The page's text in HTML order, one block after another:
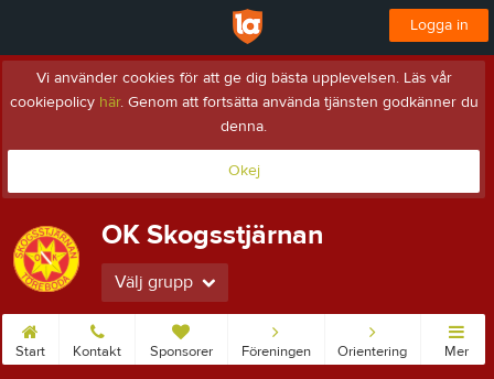
Logga in
Vi använder cookies för att ge dig bästa upplevelsen. Läs vår
cookiepolicy här. Genom att fortsätta använda tjänsten godkänner du
denna.
Okej
OK Skogsstjärnan
Välj grupp
Start Kontakt Sponsorer Föreningen Orientering Mer